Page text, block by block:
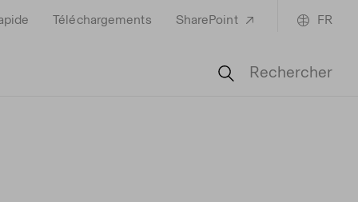
Téléchargements SharePoint FR
Rechercher